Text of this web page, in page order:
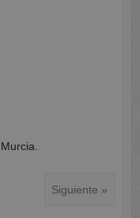
Siguiente »